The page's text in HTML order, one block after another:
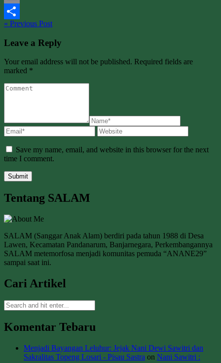
Email
Share
« Previous Post
Leave a Reply
Your email address will not be published. Required fields are
marked *
Save my name, email, and website in this browser for the next
time I comment.
Tentang SALAM
SALAM (Sanggar Anak Alam) berdiri pada tahun 1988 di Desa
Lawen, Kecamatan Pandanarum, Banjarnegara, Perkembangannya
SALAM metemorfosa menjadi komunitas pemuda “ANANE29”
sampai saat ini.
Cari Artikel
Komentar Tebaru
Menjadi Bayangan Leluhur: Jejak Nani Dewi Sawitri dan
Sakralitas Topeng Losari - Pisau Sastra on Nani Sawitri :